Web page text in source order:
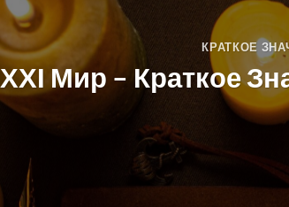
КРАТКОЕ
ХХІ Мир – Краткое